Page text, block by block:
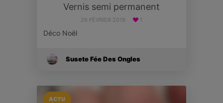
Vernis semi permanent
26 FÉVRIER 2019 1
Déco Noël
Susete Fée Des Ongles
ACTU